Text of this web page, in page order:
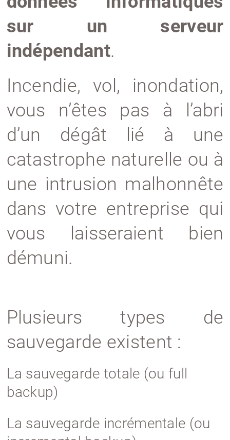
sur un serveur
indépendant.
Incendie, vol, inondation,
vous n’êtes pas à l’abri
d’un dégât lié à une
catastrophe naturelle ou à
une intrusion malhonnête
dans votre entreprise qui
vous laisseraient bien
démuni.
Plusieurs types de
sauvegarde existent :
La sauvegarde totale (ou full
backup)
La sauvegarde incrémentale (ou